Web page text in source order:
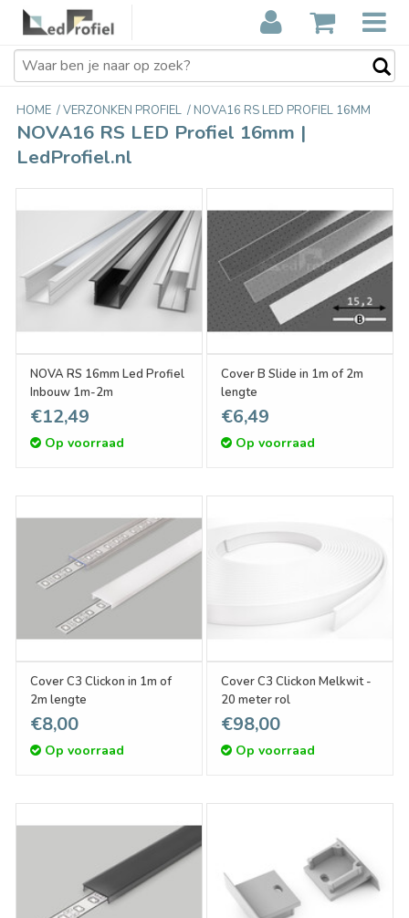
HOME /VERZONKEN PROFIEL / NOVA16 RS LED PROFIEL 16MM
NOVA16 RS LED Profiel 16mm |
LedProfiel.nl
NOVA RS 16mm Led Profiel
Inbouw 1m-2m
€12,49
Op voorraad
Cover B Slide in 1m of 2m
lengte
€6,49
Op voorraad
Cover C3 Clickon in 1m of
2m lengte
€8,00
Op voorraad
Cover C3 Clickon Melkwit -
20 meter rol
€98,00
Op voorraad